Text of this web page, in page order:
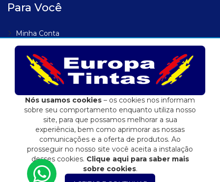
Para Você
Minha Conta
Meus Endereços
Meus Pedidos
Lista de Desejos
Rastrear Pedido
Eduardo Jose Fidalgo EPP | 04.557.284/0001-72
E-commerce integrado ao ERP Control Shop
© 2022 Max Scalla Informática | Todos os direitos reservados
Nós usamos cookies – os cookies nos informam
sobre seu comportamento enquanto utiliza nosso
site, para que possamos melhorar a sua
experiência, bem como aprimorar as nossas
comunicações e a oferta de produtos. Ao
prosseguir no nosso site você aceita a instalação
desses cookies. Clique aqui para saber mais
sobre cookies.